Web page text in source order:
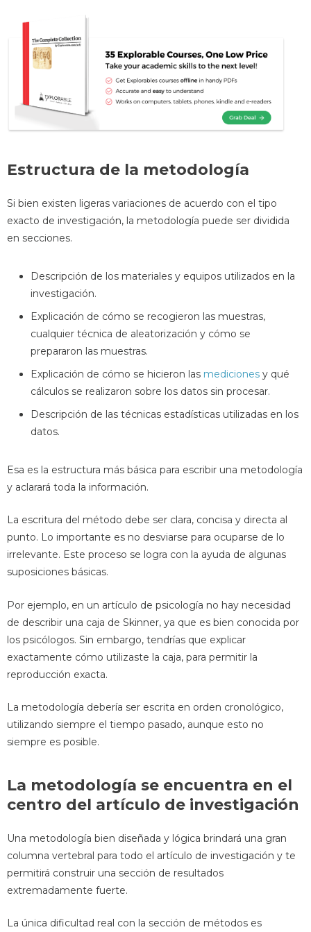
Estructura de la metodología
Si bien existen ligeras variaciones de acuerdo con el tipo
exacto de investigación, la metodología puede ser dividida
en secciones.
Descripción de los materiales y equipos utilizados en la
investigación.
Explicación de cómo se recogieron las muestras,
cualquier técnica de aleatorización y cómo se
prepararon las muestras.
Explicación de cómo se hicieron las mediciones y qué
cálculos se realizaron sobre los datos sin procesar.
Descripción de las técnicas estadísticas utilizadas en los
datos.
Esa es la estructura más básica para escribir una metodología
y aclarará toda la información.
La escritura del método debe ser clara, concisa y directa al
punto. Lo importante es no desviarse para ocuparse de lo
irrelevante. Este proceso se logra con la ayuda de algunas
suposiciones básicas.
Por ejemplo, en un artículo de psicología no hay necesidad
de describir una caja de Skinner, ya que es bien conocida por
los psicólogos. Sin embargo, tendrías que explicar
exactamente cómo utilizaste la caja, para permitir la
reproducción exacta.
La metodología debería ser escrita en orden cronológico,
utilizando siempre el tiempo pasado, aunque esto no
siempre es posible.
La metodología se encuentra en el
centro del artículo de investigación
Una metodología bien diseñada y lógica brindará una gran
columna vertebral para todo el artículo de investigación y te
permitirá construir una sección de resultados
extremadamente fuerte.
La única dificultad real con la sección de métodos es